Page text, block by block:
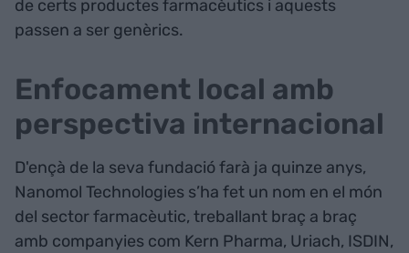
de certs productes farmacèutics i aquests
passen a ser genèrics.
Enfocament local amb
perspectiva internacional
D'ençà de la seva fundació farà ja quinze anys,
Nanomol Technologies s’ha fet un nom en el món
del sector farmacèutic, treballant braç a braç
amb companyies com Kern Pharma, Uriach, ISDIN,